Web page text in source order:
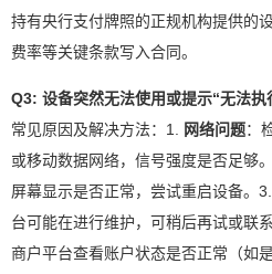
持有央行支付牌照的正规机构提供的
费率等关键条款写入合同。
Q3: 设备突然无法使用或提示“无法执
常见原因及解决方法：1. 网络问题：
或移动数据网络，信号强度是否足够
屏幕显示是否正常，尝试重启设备。3.
台可能在进行维护，可稍后再试或联
商户平台查看账户状态是否正常（如